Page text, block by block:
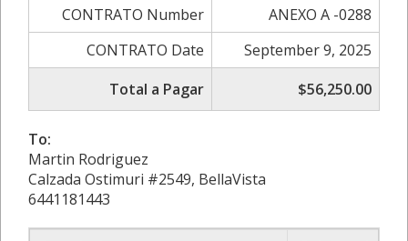
CONTRATO Number
ANEXO A -0288
CONTRATO Date
September 9, 2025
Total a Pagar
$56,250.00
To:
Martin Rodriguez
Calzada Ostimuri #2549, BellaVista
6441181443